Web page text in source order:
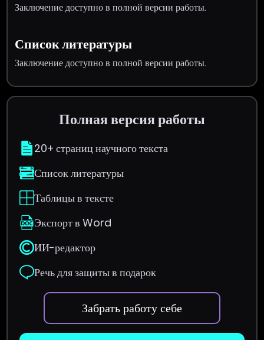
Заключение доступно в полной версии работы.
Список литературы
Заключение доступно в полной версии работы.
Полная версия работы
20+ страниц научного текста
Список литературы
Таблицы в тексте
Экспорт в Word
ИИ-редактор
Речь для защиты в подарок
Забрать работу себе